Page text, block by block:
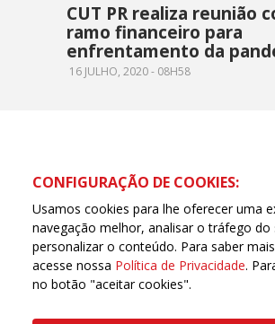
CUT PR realiza reunião
ramo financeiro para
enfrentamento da
16 JULHO, 2020 - 08H58
CONFIGURAÇÃO DE COOKIES:
Usamos cookies para lhe oferecer uma
navegação melhor, analisar o tráfego do
personalizar o conteúdo. Para saber
acesse nossa Política de Privacidade.
no botão "aceitar cookies".